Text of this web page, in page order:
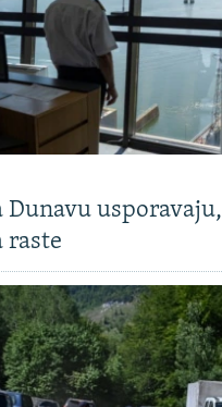
Dunavu usporavaju,
raste